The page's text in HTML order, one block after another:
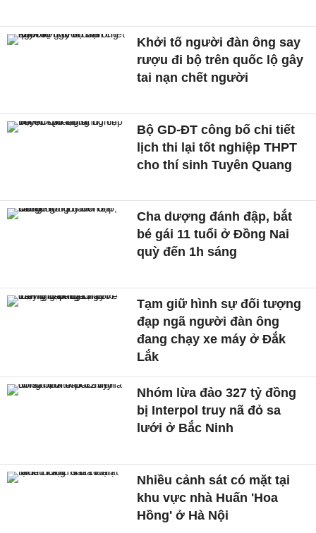
Khởi tố người đàn ông say
rượu đi bộ trên quốc lộ gây
tai nạn chết người
Bộ GD-ĐT công bố chi tiết
lịch thi lại tốt nghiệp THPT
cho thí sinh Tuyên Quang
Cha dượng đánh đập, bắt
bé gái 11 tuổi ở Đồng Nai
quỳ đến 1h sáng
Tạm giữ hình sự đối tượng
đạp ngã người đàn ông
đang chạy xe máy ở Đắk
Lắk
Nhóm lừa đảo 327 tỷ đồng
bị Interpol truy nã đỏ sa
lưới ở Bắc Ninh
Nhiều cảnh sát có mặt tại
khu vực nhà Huấn 'Hoa
Hồng' ở Hà Nội